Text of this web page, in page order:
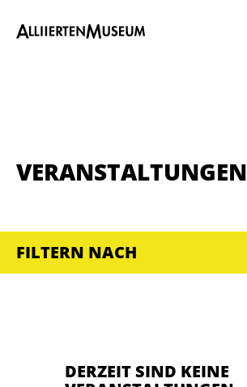
VERANSTALTUNGEN
FILTERN NACH
DERZEIT SIND KEINE